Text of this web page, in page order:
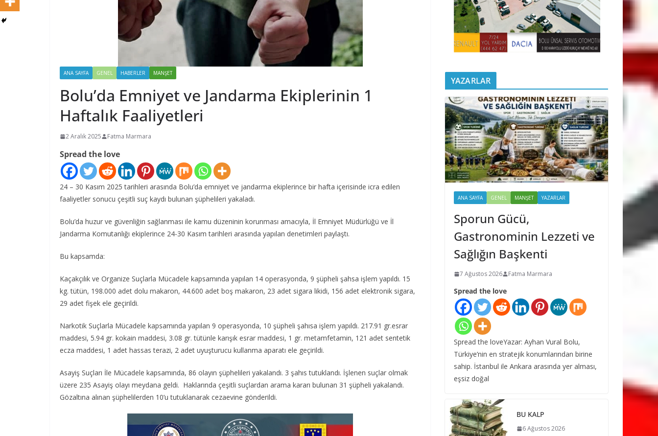
ANA SAYFA GENEL HABERLER MANŞET
Bolu’da Emniyet ve Jandarma Ekiplerinin 1
Haftalık Faaliyetleri
2 Aralık 2025 Fatma Marmara
Spread the love
24 – 30 Kasım 2025 tarihleri arasında Bolu’da emniyet ve jandarma ekiplerince bir hafta içerisinde icra edilen
faaliyetler sonucu çeşitli suç kaydı bulunan şüphelileri yakaladı.
Bolu’da huzur ve güvenliğin sağlanması ile kamu düzeninin korunması amacıyla, İl Emniyet Müdürlüğü ve İl
Jandarma Komutanlığı ekiplerince 24-30 Kasım tarihleri arasında yapılan denetimleri paylaştı.
Bu kapsamda:
Kaçakçılık ve Organize Suçlarla Mücadele kapsamında yapılan 14 operasyonda, 9 şüpheli şahsa işlem yapıldı. 15
kg. tütün, 198.000 adet dolu makaron, 44.600 adet boş makaron, 23 adet sigara likidi, 156 adet elektronik sigara,
29 adet fişek ele geçirildi.
Narkotik Suçlarla Mücadele kapsamında yapılan 9 operasyonda, 10 şüpheli şahısa işlem yapıldı. 217.91 gr.esrar
maddesi, 5.94 gr. kokain maddesi, 3.08 gr. tütünle karışık esrar maddesi, 1 gr. metamfetamin, 121 adet sentetik
ecza maddesi, 1 adet hassas terazi, 2 adet uyuşturucu kullanma aparatı ele geçirildi.
Asayiş Suçları İle Mücadele kapsamında, 86 olayın şüphelileri yakalandı. 3 şahıs tutuklandı. İşlenen suçlar olmak
üzere 235 Asayiş olayı meydana geldi. Haklarında çeşitli suçlardan arama kararı bulunan 31 şüpheli yakalandı.
Gözaltına alınan şüphelilerden 10’u tutuklanarak cezaevine gönderildi.
YAZARLAR
ANA SAYFA GENEL MANŞET YAZARLAR
Sporun Gücü,
Gastronominin Lezzeti ve
Sağlığın Başkenti
7 Ağustos 2026 Fatma Marmara
Spread the love
Spread the loveYazar: Ayhan Vural Bolu,
Türkiye’nin en stratejik konumlarından birine
sahip. İstanbul ile Ankara arasında yer alması,
eşsiz doğal
BU KALP
6 Ağustos 2026